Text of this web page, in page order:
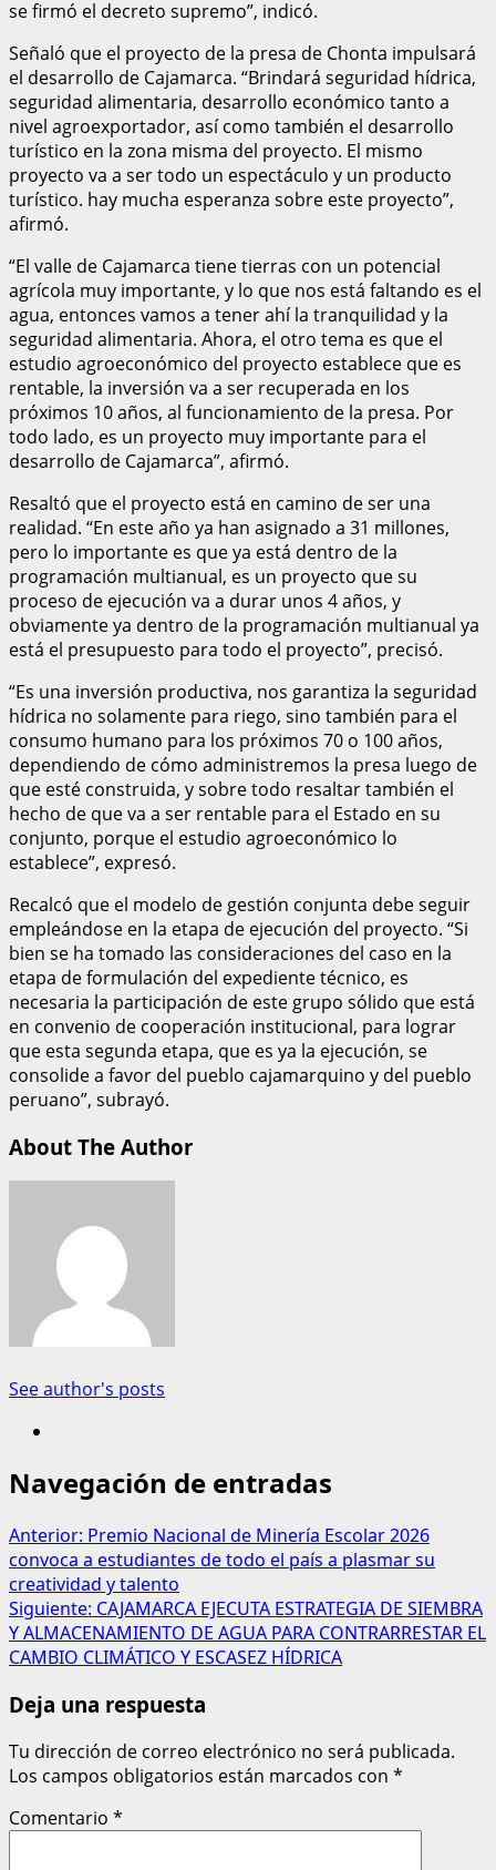
se firmó el decreto supremo”, indicó.
Señaló que el proyecto de la presa de Chonta impulsará
el desarrollo de Cajamarca. “Brindará seguridad hídrica,
seguridad alimentaria, desarrollo económico tanto a
nivel agroexportador, así como también el desarrollo
turístico en la zona misma del proyecto. El mismo
proyecto va a ser todo un espectáculo y un producto
turístico. hay mucha esperanza sobre este proyecto”,
afirmó.
“El valle de Cajamarca tiene tierras con un potencial
agrícola muy importante, y lo que nos está faltando es el
agua, entonces vamos a tener ahí la tranquilidad y la
seguridad alimentaria. Ahora, el otro tema es que el
estudio agroeconómico del proyecto establece que es
rentable, la inversión va a ser recuperada en los
próximos 10 años, al funcionamiento de la presa. Por
todo lado, es un proyecto muy importante para el
desarrollo de Cajamarca”, afirmó.
Resaltó que el proyecto está en camino de ser una
realidad. “En este año ya han asignado a 31 millones,
pero lo importante es que ya está dentro de la
programación multianual, es un proyecto que su
proceso de ejecución va a durar unos 4 años, y
obviamente ya dentro de la programación multianual ya
está el presupuesto para todo el proyecto”, precisó.
“Es una inversión productiva, nos garantiza la seguridad
hídrica no solamente para riego, sino también para el
consumo humano para los próximos 70 o 100 años,
dependiendo de cómo administremos la presa luego de
que esté construida, y sobre todo resaltar también el
hecho de que va a ser rentable para el Estado en su
conjunto, porque el estudio agroeconómico lo
establece”, expresó.
Recalcó que el modelo de gestión conjunta debe seguir
empleándose en la etapa de ejecución del proyecto. “Si
bien se ha tomado las consideraciones del caso en la
etapa de formulación del expediente técnico, es
necesaria la participación de este grupo sólido que está
en convenio de cooperación institucional, para lograr
que esta segunda etapa, que es ya la ejecución, se
consolide a favor del pueblo cajamarquino y del pueblo
peruano”, subrayó.
About The Author
See author's posts
Navegación de entradas
Anterior: Premio Nacional de Minería Escolar 2026
convoca a estudiantes de todo el país a plasmar su
creatividad y talento
Siguiente: CAJAMARCA EJECUTA ESTRATEGIA DE SIEMBRA
Y ALMACENAMIENTO DE AGUA PARA CONTRARRESTAR EL
CAMBIO CLIMÁTICO Y ESCASEZ HÍDRICA
Deja una respuesta
Tu dirección de correo electrónico no será publicada.
Los campos obligatorios están marcados con *
Comentario *